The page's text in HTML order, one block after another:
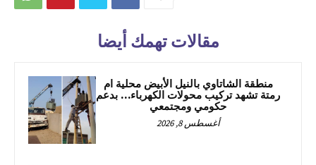
مقالات تهمك أيضا
منطقة الشاتاوي بالنيل الأبيض محلية ام
رمتة تشهد تركيب محولات الكهرباء… بدعم
حكومي ومجتمعي
أغسطس 8, 2026